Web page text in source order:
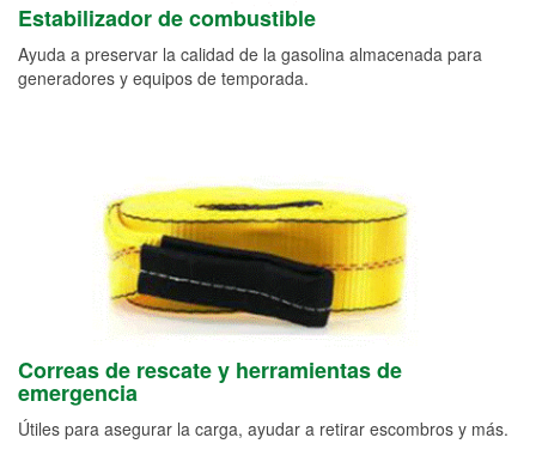
Estabilizador de combustible
Ayuda a preservar la calidad de la gasolina almacenada para
generadores y equipos de temporada.
Correas de rescate y herramientas de
emergencia
Útiles para asegurar la carga, ayudar a retirar escombros y más.